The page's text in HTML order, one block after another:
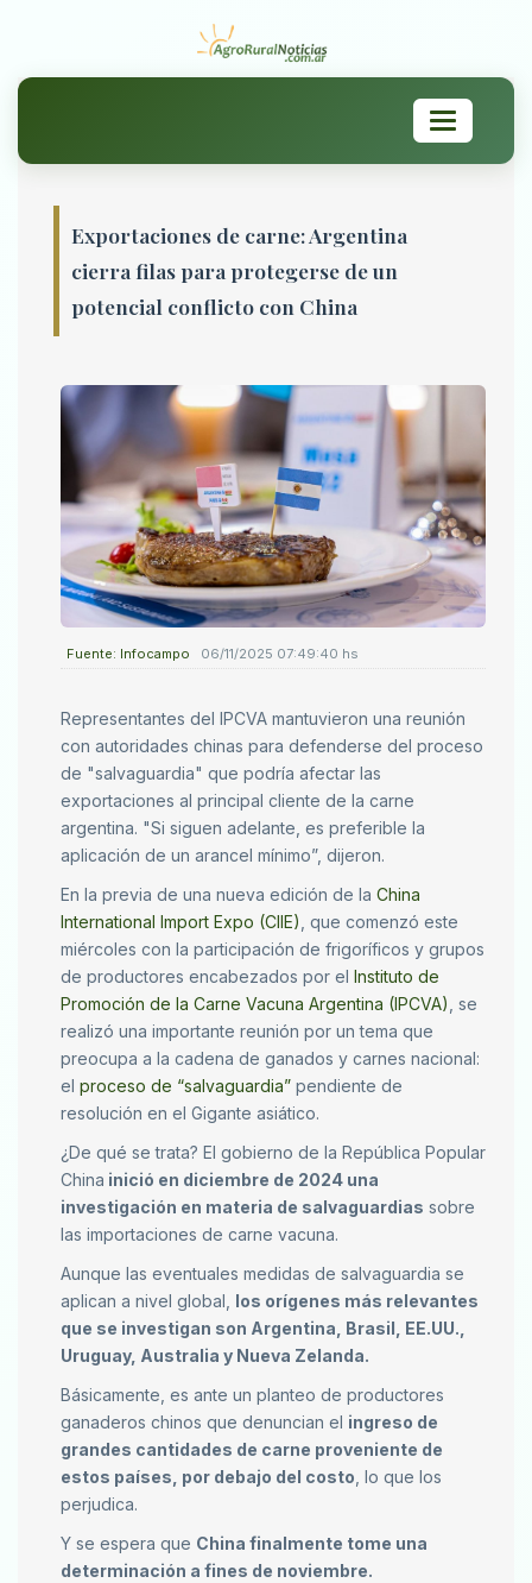
Toggle
navigation
Exportaciones de carne: Argentina
cierra filas para protegerse de un
potencial conflicto con China
Fuente: Infocampo 06/11/2025 07:49:40 hs
Representantes del IPCVA mantuvieron una reunión
con autoridades chinas para defenderse del proceso
de "salvaguardia" que podría afectar las
exportaciones al principal cliente de la carne
argentina. "Si siguen adelante, es preferible la
aplicación de un arancel mínimo”, dijeron.
En la previa de una nueva edición de la China
International Import Expo (CIIE) , que comenzó este
miércoles con la participación de frigoríficos y grupos
de productores encabezados por el Instituto de
Promoción de la Carne Vacuna Argentina (IPCVA) , se
realizó una importante reunión por un tema que
preocupa a la cadena de ganados y carnes nacional:
el proceso de “salvaguardia” pendiente de
resolución en el Gigante asiático.
¿De qué se trata? El gobierno de la República Popular
China inició en diciembre de 2024 una
investigación en materia de salvaguardias sobre
las importaciones de carne vacuna.
Aunque las eventuales medidas de salvaguardia se
aplican a nivel global, los orígenes más relevantes
que se investigan son Argentina, Brasil, EE.UU.,
Uruguay, Australia y Nueva Zelanda.
Básicamente, es ante un planteo de productores
ganaderos chinos que denuncian el ingreso de
grandes cantidades de carne proveniente de
estos países, por debajo del costo , lo que los
perjudica.
Y se espera que China finalmente tome una
determinación a fines de noviembre.